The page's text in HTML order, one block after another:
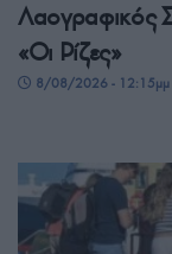
Λαογραφικός
«Οι Ρίζες»
8/08/2026 - 12:15μμ